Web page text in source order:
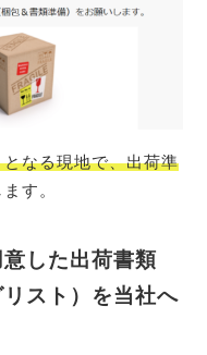
なる現地で、出荷準
ます。
した出荷書類
リスト）を当社へ